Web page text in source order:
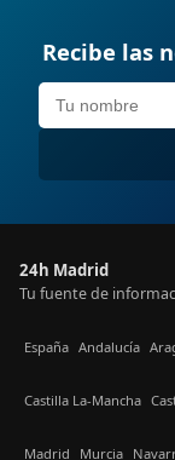
Recibe las
24h Madrid
Tu fuente de
España Andalucía
Castilla La-Mancha
Madrid Murcia